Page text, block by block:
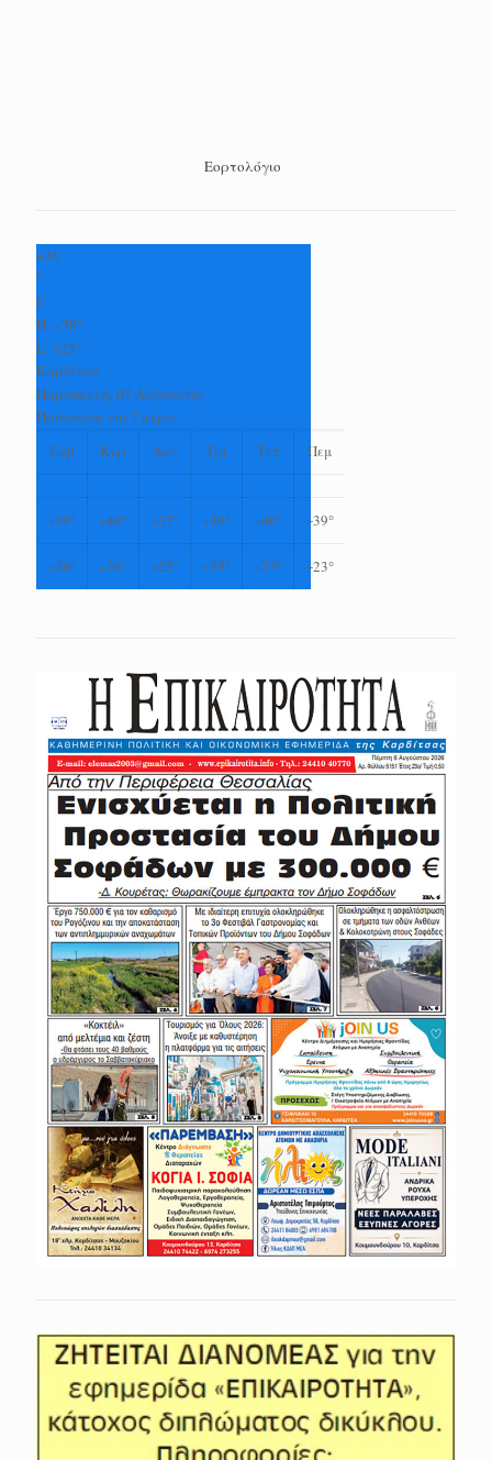
Εορτολόγιο
+36
°
C
H: +38°
L: +25°
Καρδίτσα
Παρασκευή, 07 Αύγουστος
Πρόγνωση για 7 μέρες
Σαβ
Κυρ Δευ Τρι Τετ Πεμ
+39° +40° +37° +39° +40° +39°
+26° +26° +25° +23° +23° +23°